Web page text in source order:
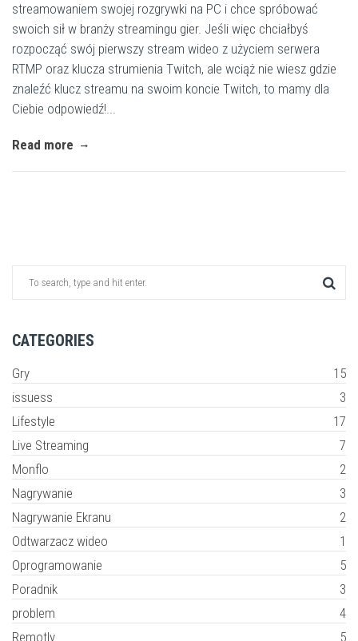
streamowaniem swojej rozgrywki na PC i chce spróbować
swoich sił w branży streamingu gier. Jeśli więc chciałbyś
rozpocząć swój pierwszy stream wideo z użyciem serwera
RTMP oraz klucza strumienia Twitch, ale wciąż nie wiesz gdzie
znaleźć klucz streamu na swoim koncie Twitch, to mamy dla
Ciebie odpowiedź!...
Read more
CATEGORIES
Gry
15
issuess
3
Lifestyle
17
Live Streaming
7
Monflo
2
Nagrywanie
3
Nagrywanie Ekranu
2
Odtwarzacz wideo
1
Oprogramowanie
5
Poradnik
3
problem
4
Remotly
5